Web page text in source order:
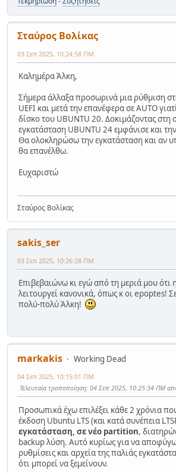
Σταύρος Βολίκας
03 Σεπ 2025, 10:24:58 ΠΜ
Καλημέρα Άλκη,
Σήμερα άλλαξα προσωρινά μια ρύθμιση
UEFI και μετά την επανέφερα σε AUTO
δίσκο του UBUNTU 20. Δοκιμάζοντας στη
εγκατάσταση UBUNTU 24 εμφάνισε και
Θα ολοκληρώσω την εγκατάσταση και αν
θα επανέλθω.
Ευχαριστώ
Σταύρος Βολίκας
sakis_ser
03 Σεπ 2025, 10:26:28 ΠΜ
Επιβεβαιώνω κι εγώ από τη μεριά μου ότι
λειτουργεί κανονικά, όπως κ οι epoptes!
πολύ-πολύ Άλκη!
markakis
Working Dead
04 Σεπ 2025, 10:15:01 ΠΜ
Τελευταία τροποποίηση: 04 Σεπ 2025, 10:25:34 ΠΜ
Προσωπικά έχω επιλέξει κάθε 2 χρόνια
έκδοση Ubuntu LTS (και κατά συνέπεια
εγκατάσταση, σε νέο partition,
backup λύση. Αυτό κυρίως για να
ρυθμίσεις και αρχεία της παλιάς
ότι μπορεί να ξεμείνουν.